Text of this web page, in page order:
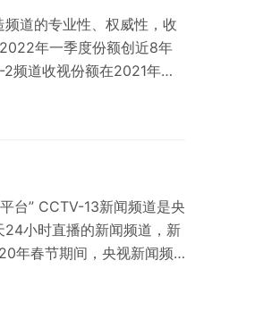
道的专业性、权威性，收
年一季度份额创近8年
频道收视份额在2021年达
季度累计收视份额达到
台” CCTV-13新闻频道是央
24小时直播的新闻频道，新
年春节期间，央视新闻频
，频道收视跃居全国央卫